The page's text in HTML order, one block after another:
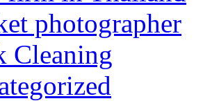
photographer
Cleaning